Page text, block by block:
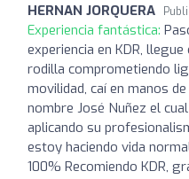
HERNAN JORQUERA
Experiencia fantástica:
experiencia en KDR,
rodilla comprometiendo
movilidad, caí en manos
nombre José Nuñez el
aplicando su
estoy haciendo vida
100% Recomiendo KDR,